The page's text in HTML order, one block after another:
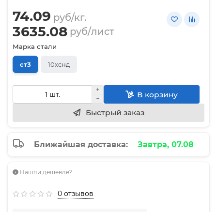
74.09 руб/кг.
3635.08 руб/лист
Марка стали
ст3 10хснд
В корзину
Быстрый заказ
Ближайшая доставка: Завтра, 07.08
Нашли дешевле?
0 отзывов